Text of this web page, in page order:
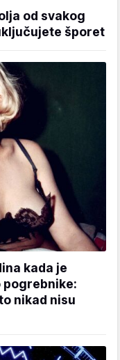
od svakog
šporet
kada je
pogrebnike:
nikad nisu